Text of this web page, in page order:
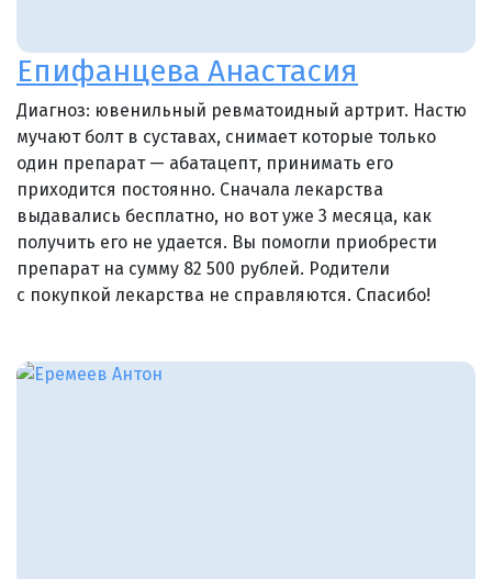
Епифанцева Анастасия
Диагноз: ювенильный ревматоидный артрит. Настю
мучают болт в суставах, снимает которые только
один препарат — абатацепт, принимать его
приходится постоянно. Сначала лекарства
выдавались бесплатно, но вот уже 3 месяца, как
получить его не удается. Вы помогли приобрести
препарат на сумму 82 500 рублей. Родители
с покупкой лекарства не справляются. Спасибо!